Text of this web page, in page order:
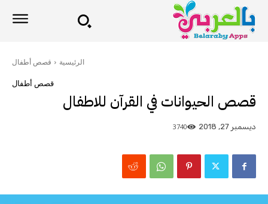
الرئيسية قصص أطفال
قصص أطفال
قصص الحيوانات في القرآن للاطفال
ديسمبر 27, 2018 3740